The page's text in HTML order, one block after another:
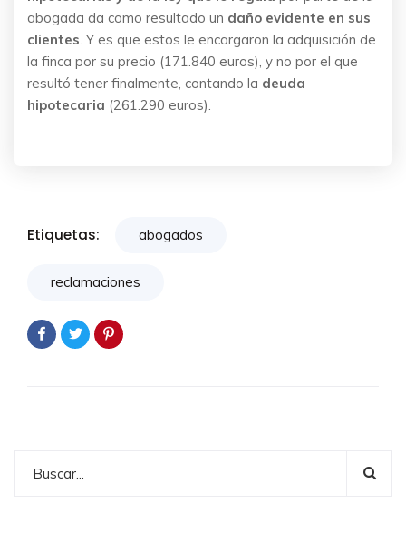
abogada da como resultado un daño evidente en sus
clientes. Y es que estos le encargaron la adquisición de
la finca por su precio (171.840 euros), y no por el que
resultó tener finalmente, contando la deuda
hipotecaria (261.290 euros).
Etiquetas: abogados
reclamaciones